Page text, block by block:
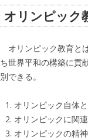
オリンピック
オリンピック教育と
ち世界平和の構築に貢
別できる。
オリンピック自体
オリンピックに関
オリンピックの精